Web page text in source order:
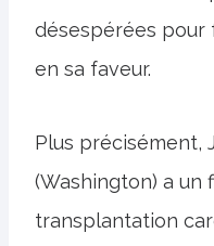
désespérées pour
en sa faveur.
Plus précisément,
(Washington) a un
transplantation